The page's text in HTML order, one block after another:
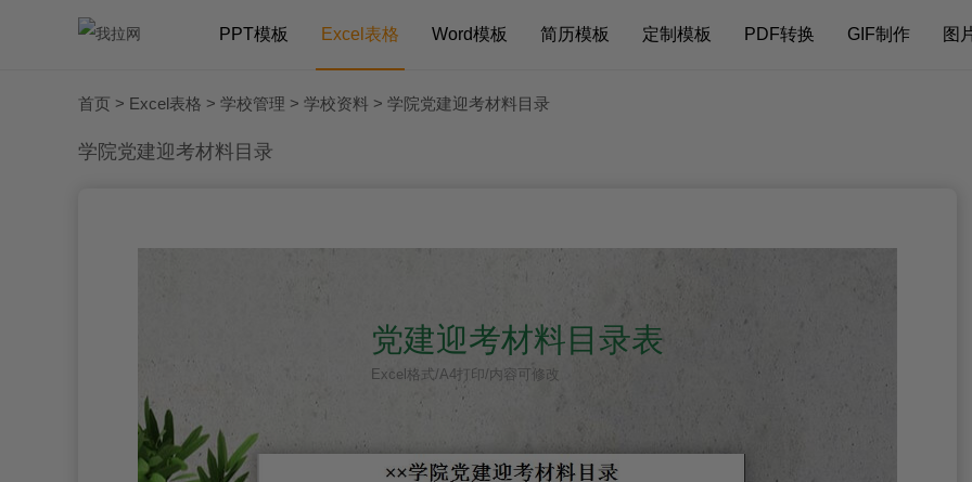
PPT模板 Excel表格 Word模板 简历模板 定制模板 PDF转换 GIF制作 图
首页 > Excel表格 > 学校管理 > 学校资料 > 学院党建迎考材料目录
学院党建迎考材料目录
党建迎考材料目录表
Excel格式/A4打印/内容可修改